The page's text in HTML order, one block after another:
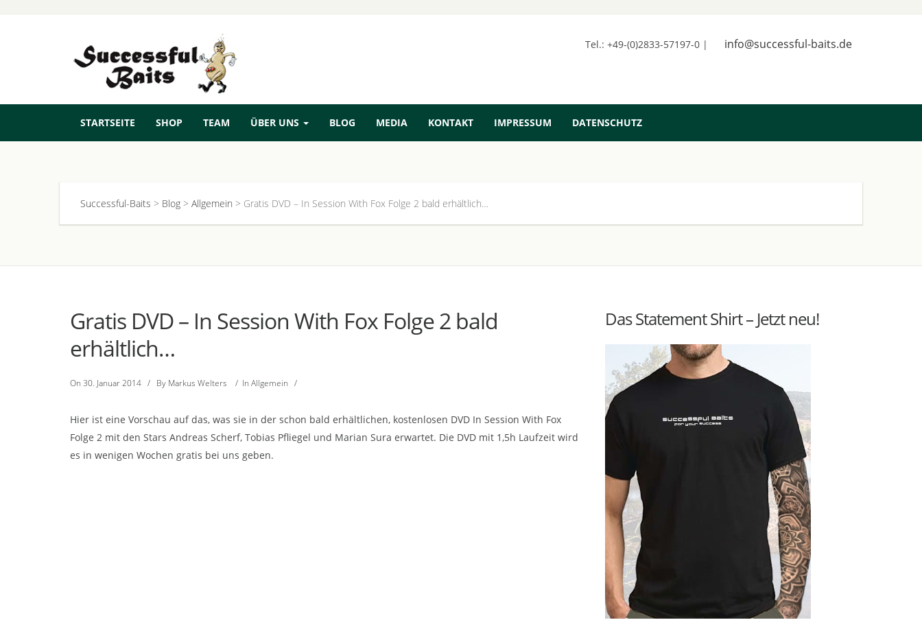
Tel.: +49-(0)2833-57197-0 | info@successful-baits.de
STARTSEITE SHOP TEAM ÜBER UNS BLOG MEDIA KONTAKT IMPRESSUM DATENSCHUTZ
Successful-Baits > Blog > Allgemein > Gratis DVD – In Session With Fox Folge 2 bald erhältlich…
Gratis DVD – In Session With Fox Folge 2 bald
erhältlich…
On 30. Januar 2014 / By Markus Welters / In Allgemein /
Hier ist eine Vorschau auf das, was sie in der schon bald erhältlichen, kostenlosen DVD In Session With Fox
Folge 2 mit den Stars Andreas Scherf, Tobias Pfliegel und Marian Sura erwartet. Die DVD mit 1,5h Laufzeit wird
es in wenigen Wochen gratis bei uns geben.
Das Statement Shirt – Jetzt neu!